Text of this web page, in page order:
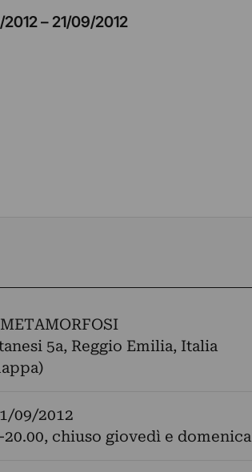
– 21/09/2012
5a, Reggio Emilia, Italia
09/2012
20.00, chiuso giovedì e domenica